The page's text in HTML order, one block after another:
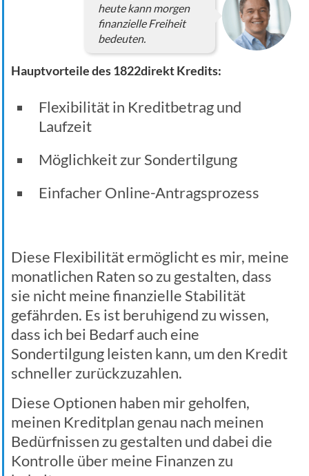
heute kann morgen
finanzielle Freiheit
bedeuten.
Hauptvorteile des 1822direkt Kredits:
Flexibilität in Kreditbetrag und
Laufzeit
Möglichkeit zur Sondertilgung
Einfacher Online-Antragsprozess
Diese Flexibilität ermöglicht es mir, meine
monatlichen Raten so zu gestalten, dass
sie nicht meine finanzielle Stabilität
gefährden. Es ist beruhigend zu wissen,
dass ich bei Bedarf auch eine
Sondertilgung leisten kann, um den Kredit
schneller zurückzuzahlen.
Diese Optionen haben mir geholfen,
meinen Kreditplan genau nach meinen
Bedürfnissen zu gestalten und dabei die
Kontrolle über meine Finanzen zu